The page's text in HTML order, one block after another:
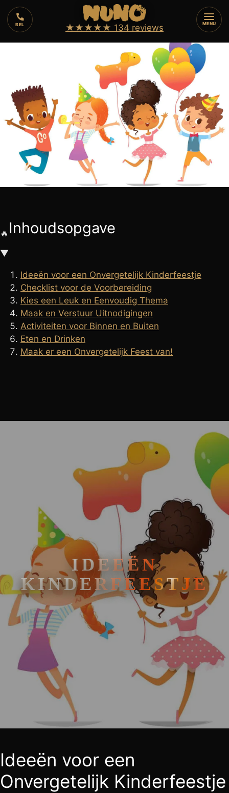
BEL ★★★★★ 134 reviews MENU
3 min ⚡
7
augustus 2026
🔥 Inhoudsopgave
▼
Ideeën voor een Onvergetelijk Kinderfeestje
Checklist voor de Voorbereiding
Kies een Leuk en Eenvoudig Thema
Maak en Verstuur Uitnodigingen
Activiteiten voor Binnen en Buiten
Eten en Drinken
Maak er een Onvergetelijk Feest van!
IDEEËN
KINDERFEESTJE
Ideeën voor een
Onvergetelijk Kinderfeestje